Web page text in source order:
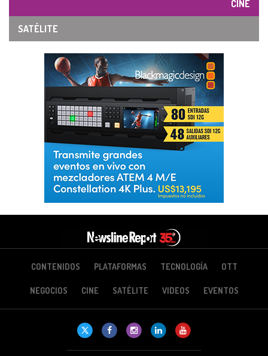
CINE
SATÉLITE
CONTENIDOS PLATAFORMAS TECNOLOGÍA OTT
NEGOCIOS CINE SATÉLITE VIDEOS EVENTOS